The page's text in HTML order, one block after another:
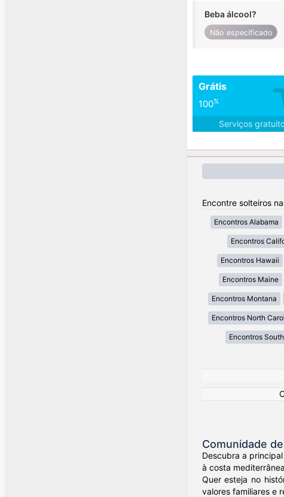
Beba álcool?
Não especificado
Grátis
100%
Serviços
Encontre solteiros
Encontros Alabama
Encontros
Encontros Hawaii
Encontros Maine
Encontros Montana
Encontros North
Encontros
Comunidade
Descubra a
à costa
Quer esteja no
valores familiares e